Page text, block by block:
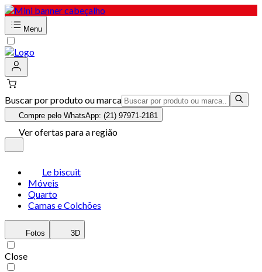
Menu
Buscar por produto ou marca
Compre pelo WhatsApp: (21) 97971-2181
Ver ofertas para a região
Le biscuit
Móveis
Quarto
Camas e Colchões
Fotos 3D
Close